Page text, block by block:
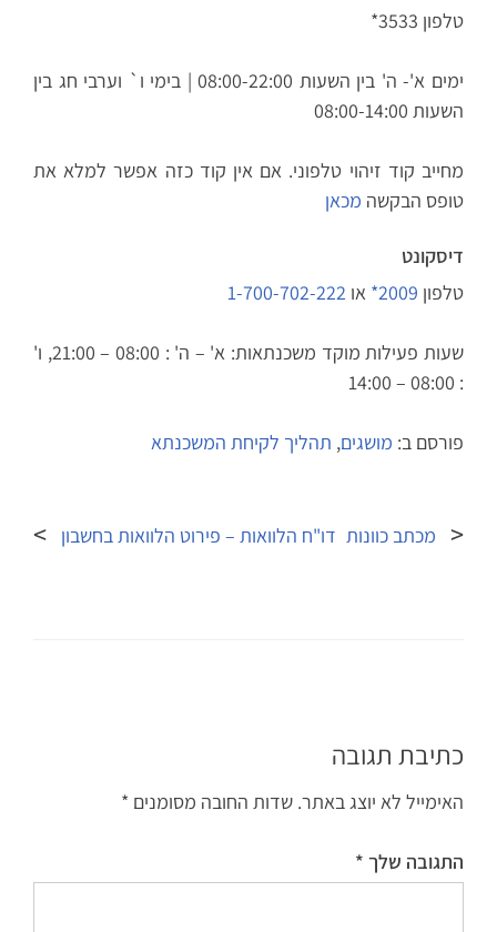
טלפון 3533*
ימים א'- ה' בין השעות 08:00-22:00 | בימי ו` וערבי חג בין
השעות 08:00-14:00
מחייב קוד זיהוי טלפוני. אם אין קוד כזה אפשר למלא את
טופס הבקשה מכאן
דיסקונט
טלפון 2009* או 1-700-702-222
שעות פעילות מוקד משכנתאות: א' – ה' : 08:00 – 21:00, ו'
: 08:00 – 14:00
פורסם ב: מושגים, תהליך לקיחת המשכנתא
מכתב כוונות דו"ח הלוואות – פירוט הלוואות בחשבון
כתיבת תגובה
האימייל לא יוצג באתר. שדות החובה מסומנים *
התגובה שלך *